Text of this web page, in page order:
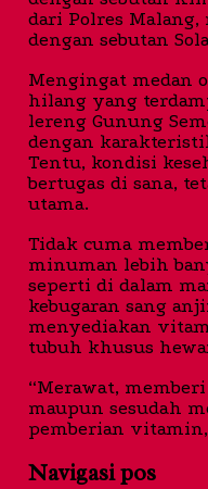
dari Polres
dengan sebutan
Mengingat medan
hilang yang
lereng Gunung
dengan
Tentu, kondisi
bertugas di sana,
utama.
Tidak cuma
minuman lebih
seperti di dalam
kebugaran sang
menyediakan
tubuh khusus
“Merawat,
maupun sesudah
pemberian
Navigasi pos